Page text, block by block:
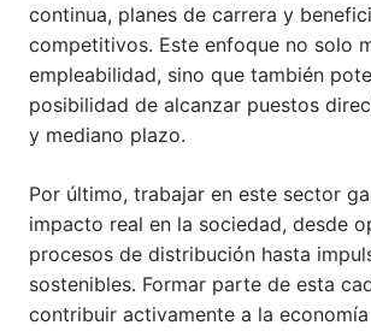
continua, planes de carrera y
competitivos. Este enfoque no solo
empleabilidad, sino que también
posibilidad de alcanzar puestos
y mediano plazo.
Por último, trabajar en este sector
impacto real en la sociedad, desde
procesos de distribución hasta
sostenibles. Formar parte de esta
contribuir activamente a la